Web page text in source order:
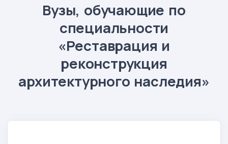
Вузы, обучающие по
специальности
«Реставрация и
реконструкция
архитектурного наследия»